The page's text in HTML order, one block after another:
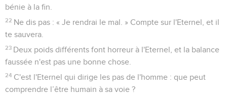
bénie à la fin.
22 Ne dis pas : « Je rendrai le mal. » Compte sur l'Eternel, et il
te sauvera.
23 Deux poids différents font horreur à l'Eternel, et la balance
faussée n'est pas une bonne chose.
24 C'est l'Eternel qui dirige les pas de l'homme : que peut
comprendre l’être humain à sa voie ?